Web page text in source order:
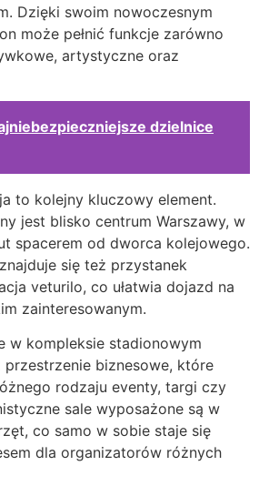
Dzięki swoim nowoczesnym
może pełnić funkcje zarówno
artystyczne oraz
dzielnice
to kolejny kluczowy element.
jest blisko centrum Warszawy, w
spacerem od dworca kolejowego.
się też przystanek
veturilo, co ułatwia dojazd na
zainteresowanym.
w kompleksie stadionowym
przestrzenie biznesowe, które
rodzaju eventy, targi czy
sale wyposażone są w
co samo w sobie staje się
dla organizatorów różnych